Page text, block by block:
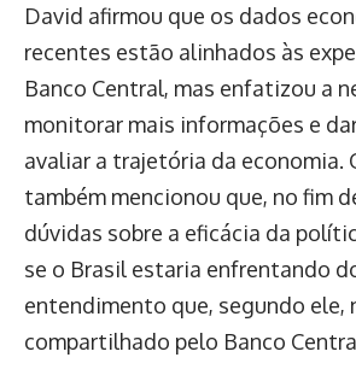
David afirmou que os dados
recentes estão alinhados às
Banco Central, mas enfatizou a
monitorar mais informações e
avaliar a trajetória da economia.
também mencionou que, no fim
dúvidas sobre a eficácia da
se o Brasil estaria enfrentando
entendimento que, segundo ele,
compartilhado pelo Banco